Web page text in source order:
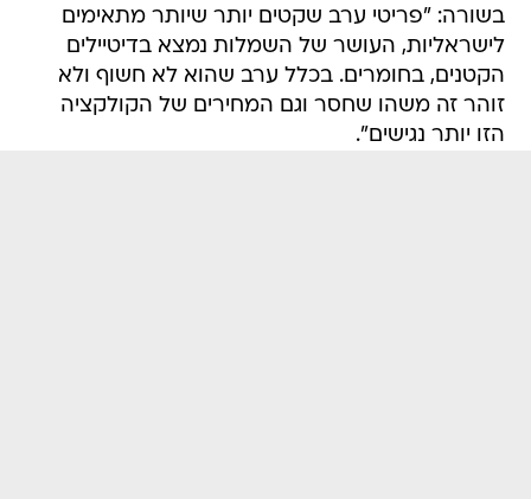
בשורה: "פריטי ערב שקטים יותר שיותר מתאימים
לישראליות, העושר של השמלות נמצא בדיטיילים
הקטנים, בחומרים. בכלל ערב שהוא לא חשוף ולא
זוהר זה משהו שחסר וגם המחירים של הקולקציה
הזו יותר נגישים".